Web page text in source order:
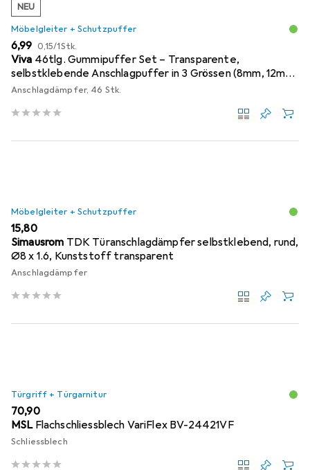
NEU
Möbelgleiter + Schutzpuffer
EUR
6,99 EUR
0,15/1Stk.
Viva 46tlg. Gummipuffer Set – Transparente,
selbstklebende Anschlagpuffer in 3 Grössen (8mm, 12mm,
18mm)
Anschlagdämpfer, 46 Stk.
Möbelgleiter + Schutzpuffer
EUR
15,80
Simausrom TDK Türanschlagdämpfer selbstklebend, rund,
Ø8 x 1.6, Kunststoff transparent
Anschlagdämpfer
Türgriff + Türgarnitur
EUR
70,90
MSL Flachschliessblech VariFlex BV-24421VF
Schliessblech